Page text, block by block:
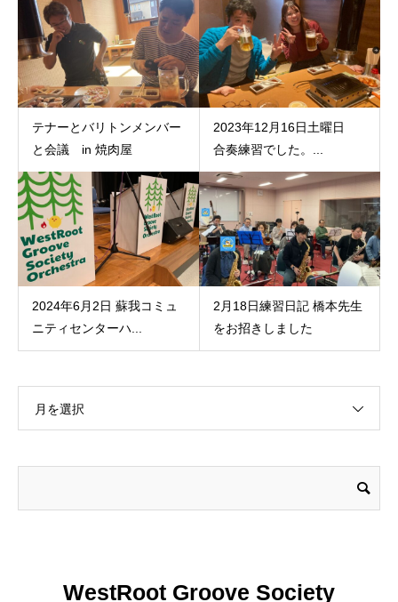
テナーとバリトンメンバー
と会議 in 焼肉屋
2023年12月16日土曜日
合奏練習でした。...
2024年6月2日 蘇我コミュ
ニティセンターハ...
2月18日練習日記 橋本先生
をお招きしました
月を選択
WestRoot Groove Society